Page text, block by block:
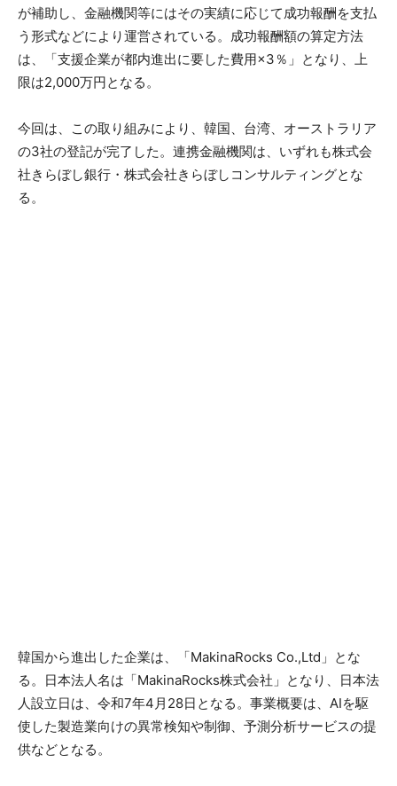
が補助し、金融機関等にはその実績に応じて成功報酬を支払
う形式などにより運営されている。成功報酬額の算定方法
は、「支援企業が都内進出に要した費用×3％」となり、上
限は2,000万円となる。
今回は、この取り組みにより、韓国、台湾、オーストラリア
の3社の登記が完了した。連携金融機関は、いずれも株式会
社きらぼし銀行・株式会社きらぼしコンサルティングとな
る。
韓国から進出した企業は、「MakinaRocks Co.,Ltd」とな
る。日本法人名は「MakinaRocks株式会社」となり、日本法
人設立日は、令和7年4月28日となる。事業概要は、AIを駆
使した製造業向けの異常検知や制御、予測分析サービスの提
供などとなる。